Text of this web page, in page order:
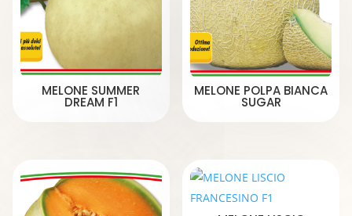
MELONE SUMMER
DREAM F1
MELONE POLPA BIANCA
SUGAR